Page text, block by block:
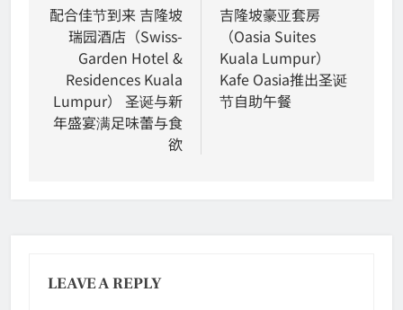
navigation
配合佳节到来 吉隆坡
瑞园酒店（Swiss-
Garden Hotel &
Residences Kuala
Lumpur） 圣诞与新
年盛宴满足味蕾与食
欲
吉隆坡豪亚套房
（Oasia Suites
Kuala Lumpur）
Kafe Oasia推出圣诞
节自助午餐
LEAVE A REPLY